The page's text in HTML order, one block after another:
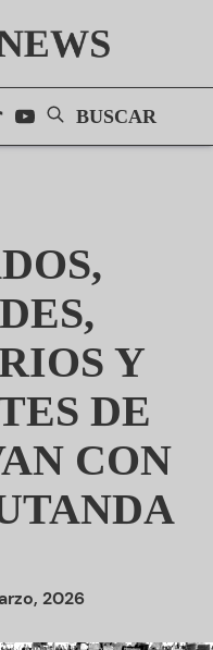
BUSCAR
Y
DE
CON
2026